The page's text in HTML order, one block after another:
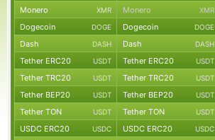
Monero XMR Monero XMR
Dogecoin DOGE Dogecoin DOGE
Dash DASH Dash DASH
Tether ERC20 USDT Tether ERC20 USDT
Tether TRC20 USDT Tether TRC20 USDT
Tether BEP20 USDT Tether BEP20 USDT
Tether TON USDT Tether TON USDT
USDC ERC20 USDC USDC ERC20 USDC